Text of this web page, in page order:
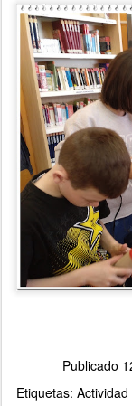
Publicado
Etiquetas: